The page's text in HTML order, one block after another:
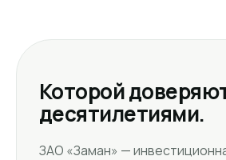
Которой
десятилетиями.
ЗАО «Заман» —